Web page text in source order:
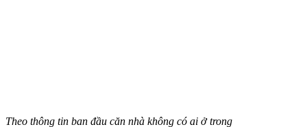
Theo thông tin ban đầu căn nhà không có ai ở trong